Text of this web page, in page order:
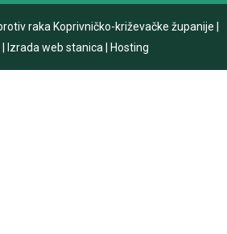
raka Koprivničko-križevačke županije |
| Izrada web stanica | Hosting